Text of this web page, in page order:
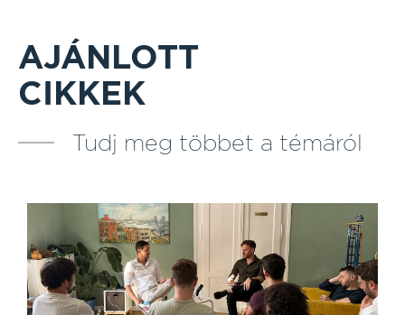
AJÁNLOTT
CIKKEK
Tudj meg többet a témáról